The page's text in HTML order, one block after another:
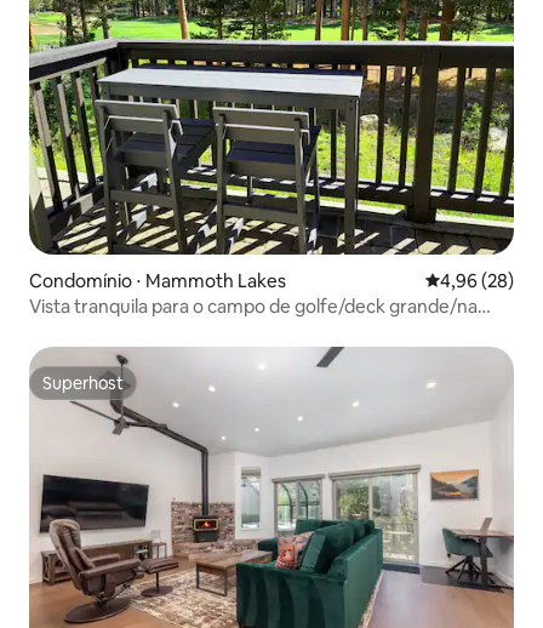
Condomínio ⋅ Mammoth Lakes 4,96 de uma
4,96 (28)
Vista tranquila para o campo de golfe/deck grande/na
Superhost
Superhost